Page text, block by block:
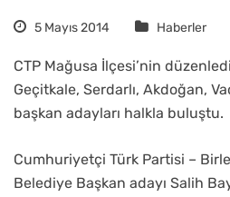
5 Mayıs 2014 Haberler
CTP Mağusa İlçesi’nin
Geçitkale, Serdarlı, Akdoğan,
başkan adayları halkla buluştu.
Cumhuriyetçi Türk Partisi –
Belediye Başkan adayı Salih